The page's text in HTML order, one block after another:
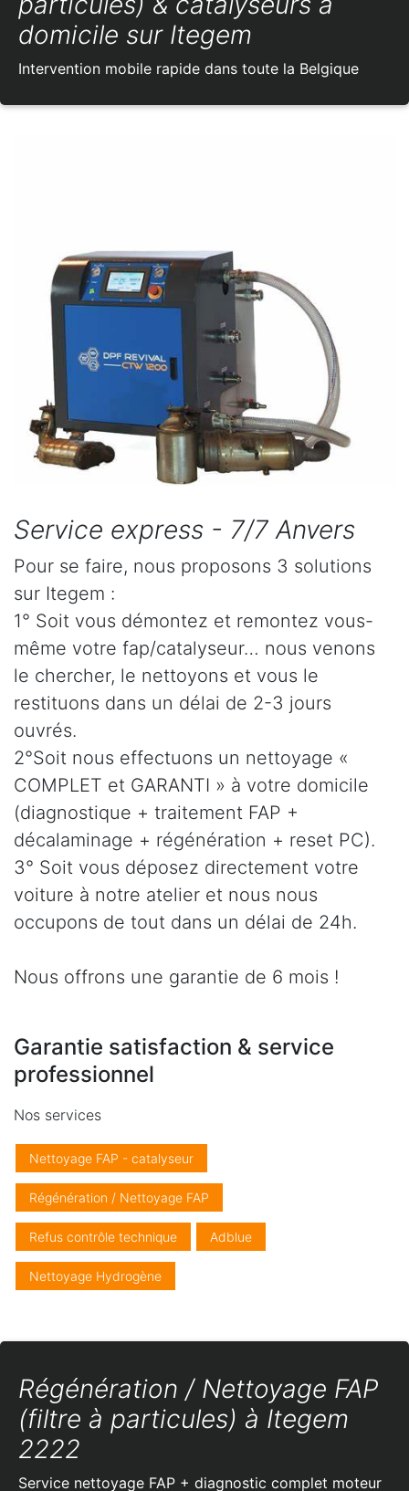
domicile sur Itegem
Intervention mobile rapide dans toute la Belgique
Service express - 7/7 Anvers
Pour se faire, nous proposons 3 solutions
sur Itegem :
1° Soit vous démontez et remontez vous-
même votre fap/catalyseur… nous venons
le chercher, le nettoyons et vous le
restituons dans un délai de 2-3 jours
ouvrés.
2°Soit nous effectuons un nettoyage «
COMPLET et GARANTI » à votre domicile
(diagnostique + traitement FAP +
décalaminage + régénération + reset PC).
3° Soit vous déposez directement votre
voiture à notre atelier et nous nous
occupons de tout dans un délai de 24h.
Nous offrons une garantie de 6 mois !
Garantie satisfaction & service
professionnel
Nos services
Nettoyage FAP - catalyseur
Régénération / Nettoyage FAP
Refus contrôle technique Adblue
Nettoyage Hydrogène
Régénération / Nettoyage FAP
(filtre à particules) à Itegem
2222
Service nettoyage FAP + diagnostic complet moteur